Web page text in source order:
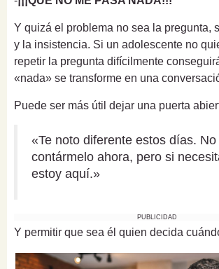
Y quizá el problema no sea la pregunta,
y la insistencia. Si un adolescente no
repetir la pregunta difícilmente
«nada» se transforme en una
Puede ser más útil dejar una puerta
«Te noto diferente estos días.
contármelo ahora, pero si
estoy aquí.»
PUBLICIDAD
Y permitir que sea él quien decida